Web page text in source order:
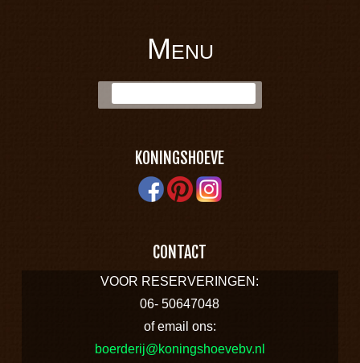
BOERDERIJ
KONINGSHOEVE
Menu
KONINGSHOEVE
CONTACT
VOOR RESERVERINGEN:
06- 50647048
of email ons:
boerderij@koningshoevebv.nl